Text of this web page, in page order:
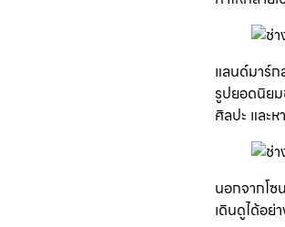
แลนด์มาร์
รูปยอดนิยม
ศิลปะ และ
นอกจากโ
เดินดูได้อย่